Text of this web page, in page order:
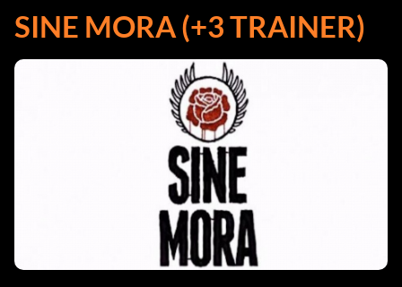
SINE MORA (+3 TRAINER)